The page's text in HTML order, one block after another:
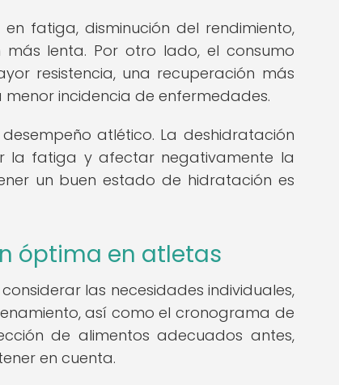
fatiga, disminución del rendimiento,
lenta. Por otro lado, el consumo
resistencia, una recuperación más
incidencia de enfermedades.
atlético. La deshidratación
la fatiga y afectar negativamente la
un buen estado de hidratación es
óptima en atletas
las necesidades individuales,
así como el cronograma de
de alimentos adecuados antes,
en cuenta.